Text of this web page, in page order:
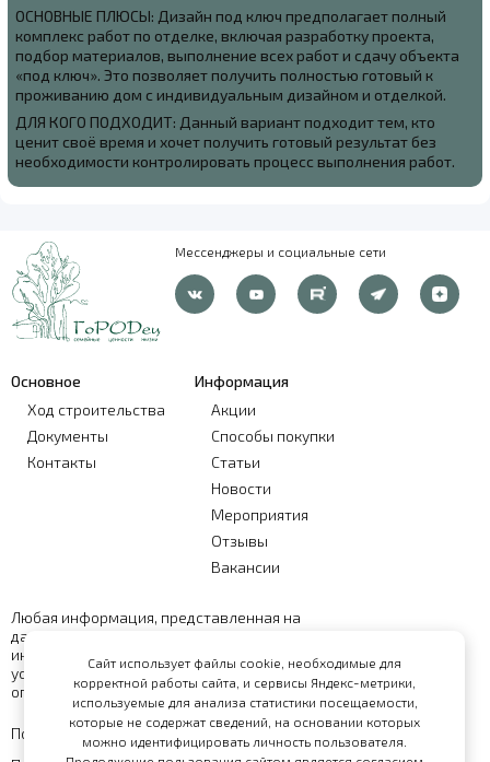
ОСНОВНЫЕ ПЛЮСЫ: Дизайн под ключ предполагает полный
комплекс работ по отделке, включая разработку проекта,
подбор материалов, выполнение всех работ и сдачу объекта
«под ключ». Это позволяет получить полностью готовый к
проживанию дом с индивидуальным дизайном и отделкой.
ДЛЯ КОГО ПОДХОДИТ: Данный вариант подходит тем, кто
ценит своё время и хочет получить готовый результат без
необходимости контролировать процесс выполнения работ.
Мессенджеры и социальные сети
Основное
Ход строительства
Документы
Контакты
Информация
Акции
Способы покупки
Статьи
Новости
Мероприятия
Отзывы
Вакансии
Любая информация, представленная на
данном сайте, носит исключительно
информационный характер и ни при каких
условиях не является публичной офертой,
определяемой положениями статьи 437 ГК РФ
Политика обработки персональных данных
Сайт использует файлы cookie, необходимые для
корректной работы сайта, и сервисы Яндекс-метрики,
используемые для анализа статистики посещаемости,
которые не содержат сведений, на основании которых
можно идентифицировать личность пользователя.